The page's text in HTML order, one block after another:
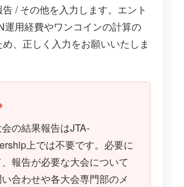
/ その他を入力します。エント
運用経費やワンコインの計算の
、正しく入力をお願いいたしま
の結果報告はJTA-
上では不要です。必要に
報告が必要な大会について
合わせや各大会専門部のメ